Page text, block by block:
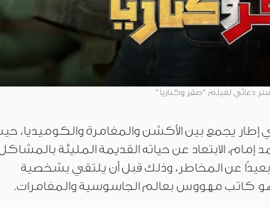
دعائي لفيلم “صقر وكناريا”
إطار يجمع بين الأكشن والمغامرة والكوميديا،
الابتعاد عن حياته القديمة المليئة
بعيدًا عن المخاطر، وذلك قبل أن يلتقي بشخصية
كاتب مهووس بعالم الجاسوسية والمغامرات.